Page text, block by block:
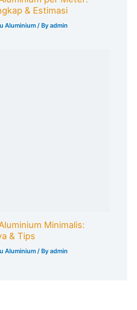
& Estimasi
Aluminium/ Byadmin
Minimalis:
& Tips
Aluminium / Byadmin